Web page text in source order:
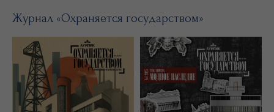
Журнал «Охраняется государством»